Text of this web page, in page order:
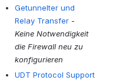
Getunnelter und
Relay Transfer -
Keine Notwendigkeit
die Firewall neu zu
konfigurieren
UDT Protocol Support